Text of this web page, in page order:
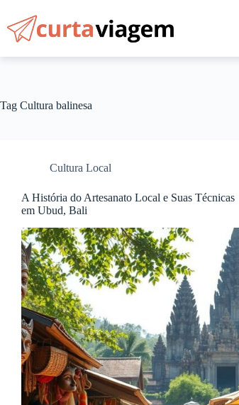
conteúdo
Tag Cultura balinesa
Cultura Local
A História do Artesanato Local e Suas Técnicas
em Ubud, Bali